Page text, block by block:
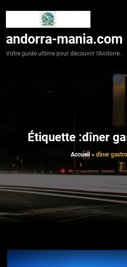
andorra-mania.com
Votre guide ultime pour découvrir l'Andorre.
Étiquette :dîner
Accueil » dîner